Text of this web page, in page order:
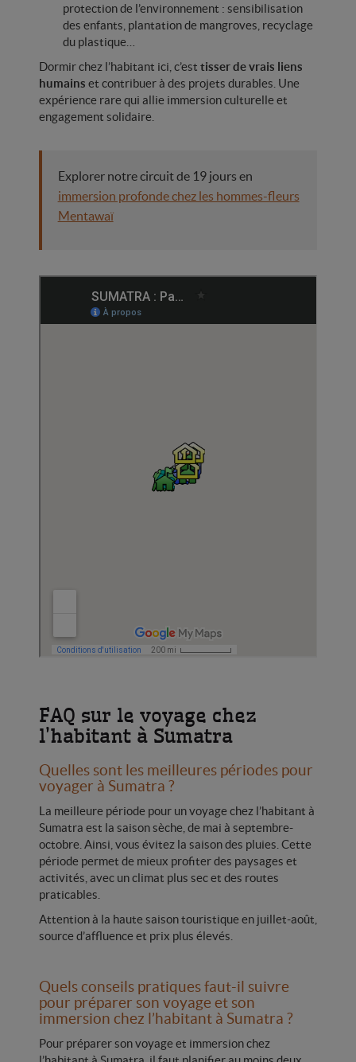
protection de l’environnement : sensibilisation
des enfants, plantation de mangroves, recyclage
du plastique…
Dormir chez l’habitant ici, c’est tisser de vrais liens
humains et contribuer à des projets durables. Une
expérience rare qui allie immersion culturelle et
engagement solidaire.
Explorer notre circuit de 19 jours en
immersion profonde chez les hommes-fleurs
Mentawaï
FAQ sur le voyage chez
l’habitant à Sumatra
Quelles sont les meilleures périodes pour
voyager à Sumatra ?
La meilleure période pour un voyage chez l’habitant à
Sumatra est la saison sèche, de mai à septembre-
octobre. Ainsi, vous évitez la saison des pluies. Cette
période permet de mieux profiter des paysages et
activités, avec un climat plus sec et des routes
praticables.
Attention à la haute saison touristique en juillet-août,
source d’affluence et prix plus élevés.
Quels conseils pratiques faut-il suivre
pour préparer son voyage et son
immersion chez l’habitant à Sumatra ?
Pour préparer son voyage et immersion chez